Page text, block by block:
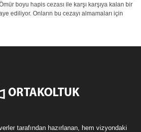
boyu hapis cezası ile karşı karşıya kalan bir
ediliyor. Onların bu cezayı almamaları için
tarafından hazırlanan, hem vizyondaki